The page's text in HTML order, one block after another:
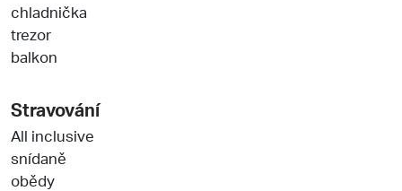
chladnička
trezor
balkon
Stravování
All inclusive
snídaně
obědy